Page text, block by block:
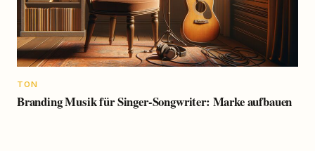
TON
Branding Musik für Singer-Songwriter: Marke aufbauen